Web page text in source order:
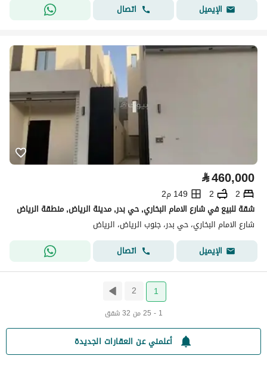
الإيميل
اتصال
⃁460,000
2
2
149 م2
شقة للبيع في شارع الامام البخاري, حي بدر, مدينة الرياض, منطقة الرياض
شارع الامام البخاري، حي بدر، جنوب الرياض، الرياض
الإيميل
اتصال
1
2
1 - 25 من 32 شقق
أعلمني عن العقارات الجديدة